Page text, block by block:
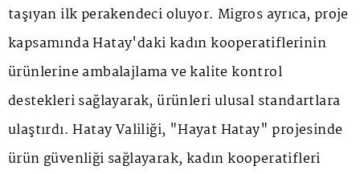
taşıyan ilk perakendeci oluyor. Migros ayrıca, proje
kapsamında Hatay'daki kadın kooperatiflerinin
ürünlerine ambalajlama ve kalite kontrol
destekleri sağlayarak, ürünleri ulusal standartlara
ulaştırdı. Hatay Valiliği, "Hayat Hatay" projesinde
ürün güvenliği sağlayarak, kadın kooperatifleri